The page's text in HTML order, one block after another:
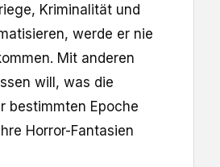
Kriminalität und
werde er nie
Mit anderen
will, was die
bestimmten Epoche
Horror-Fantasien